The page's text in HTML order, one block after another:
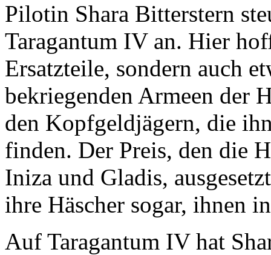
Pilotin Shara Bitterstern
Taragantum IV an. Hier
Ersatzteile, sondern auch
bekriegenden Armeen der
den Kopfgeldjägern, die
finden. Der Preis, den die
Iniza und Gladis,
ihre Häscher sogar, ihnen
Auf Taragantum IV hat